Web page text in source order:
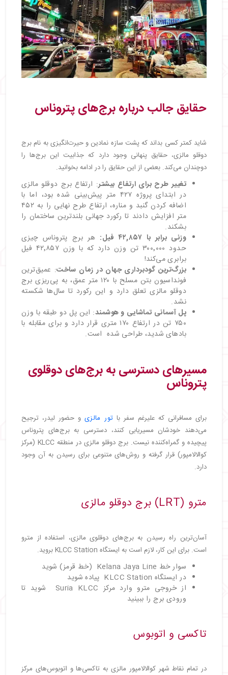
حقایق جالب درباره برج‌های پتروناس
شاید کمتر کسی بداند که پشت سازه نمادین و حیرت‌انگیزی به نام برج
دوقلو مالزی، حقایق پنهانی وجود دارد که جذابیت این برج‌ها را
دوچندان می‌کند. بعضی از این حقایق را در ادامه بخوانید.
تغییر طرح برای ارتفاع بیشتر: ارتفاع برج دوقلو مالزی
در ابتدای پروژه ۴۲۷ متر پیش‌بینی شده بود، اما با
اضافه کردن گنبد و مناره، ارتفاع طرح نهایی را به ۴۵۲
متر افزایش دادند تا رکورد جهانی بلندترین ساختمان را
بشکند.
وزنی برابر با ۴۲,۸۵۷فیل: هر برج پتروناس چیزی
حدود ۳۰۰٬۰۰۰ تن وزن دارد که با وزن ۴۲٬۸۵۷ فیل
برابری می‌کند!
بزرگ‌ترین گودبرداری جهان در زمان ساخت: عمیق‌ترین
فونداسیون بتن مسلح با ۱۲۰ متر عمق، به پی‌ریزی برج
دوقلو مالزی تعلق دارد و این رکورد تا سال‌ها شکسته
نشد.
پل آسمانی تماشایی و هوشمند: این پل دو طبقه با وزن
۷۵۰ تن در ارتفاع ۱۷۰ متری قرار دارد و برای مقابله با
بادهای شدید، طراحی شده است.
مسیرهای دسترسی به برج‌های دوقلوی
پتروناس
برای مسافرانی که علیرغم سفر با تور مالزی و حضور لیدر، ترجیح
می‌دهند خودشان مسیریابی کنند، دسترسی به برج‌های پتروناس
پیچیده و گمراه‌کننده نیست. برج دوقلو مالزی در منطقه KLCC (مرکز
کوالالامپور) قرار گرفته و روش‌های متنوعی برای رسیدن به آن وجود
دارد.
مترو (LRT) برج دوقلو مالزی
آسان‌ترین راه رسیدن به برج‌های دوقلوی مالزی، استفاده از مترو
است. برای این کار، لازم است به ایستگاه KLCC Station بروید.
سوار خط Kelana Jaya Line (خط قرمز) شوید
در ایستگاه KLCC Station پیاده شوید
از خروجی مترو وارد مرکز Suria KLCC شوید تا
ورودی برج را ببینید
تاکسی و اتوبوس
در تمام نقاط شهر کوالالامپور مالزی به تاکسی‌ها و اتوبوس‌های مرکز